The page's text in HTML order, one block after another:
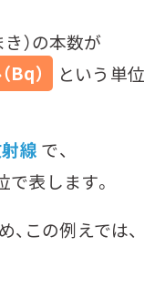
き）の本数が
Bq）
という単位
線 で、
で表します。
この例えでは、